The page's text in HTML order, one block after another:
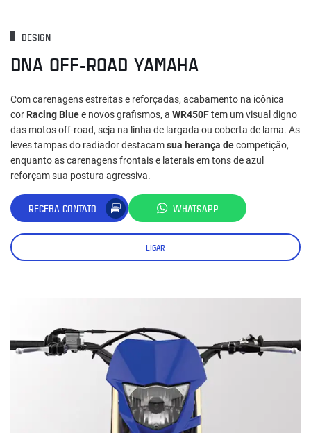
DESIGN
DNA OFF-ROAD YAMAHA
Com carenagens estreitas e reforçadas, acabamento na icônica
cor Racing Bluee novos grafismos, a WR450Ftem um visual digno
das motos off-road, seja na linha de largada ou coberta de lama. As
leves tampas do radiador destacamsua herança decompetição,
enquanto as carenagens frontais e laterais em tons de azul
reforçam sua postura agressiva.
RECEBA CONTATO WHATSAPP
LIGAR